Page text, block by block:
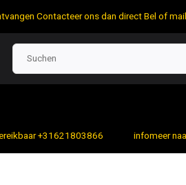
Contacteer ons dan direct Bel of
+31621803866 infomeer